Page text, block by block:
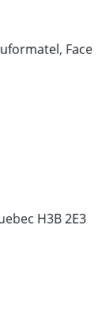
Face
H3B 2E3